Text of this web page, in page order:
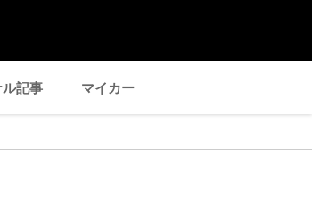
記事 マイカー